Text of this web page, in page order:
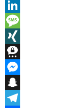
Reddit
LinkedIn
Message
XING
Threema
Messenger
Snapchat